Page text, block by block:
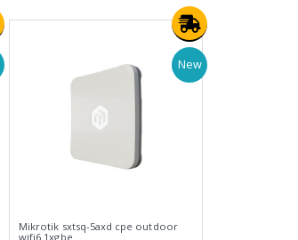
New
Mikrotik sxtsq-5axd cpe outdoor
wifi6 1xgbe